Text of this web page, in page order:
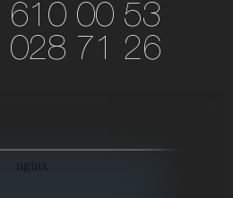
610 00 53
028 71 26